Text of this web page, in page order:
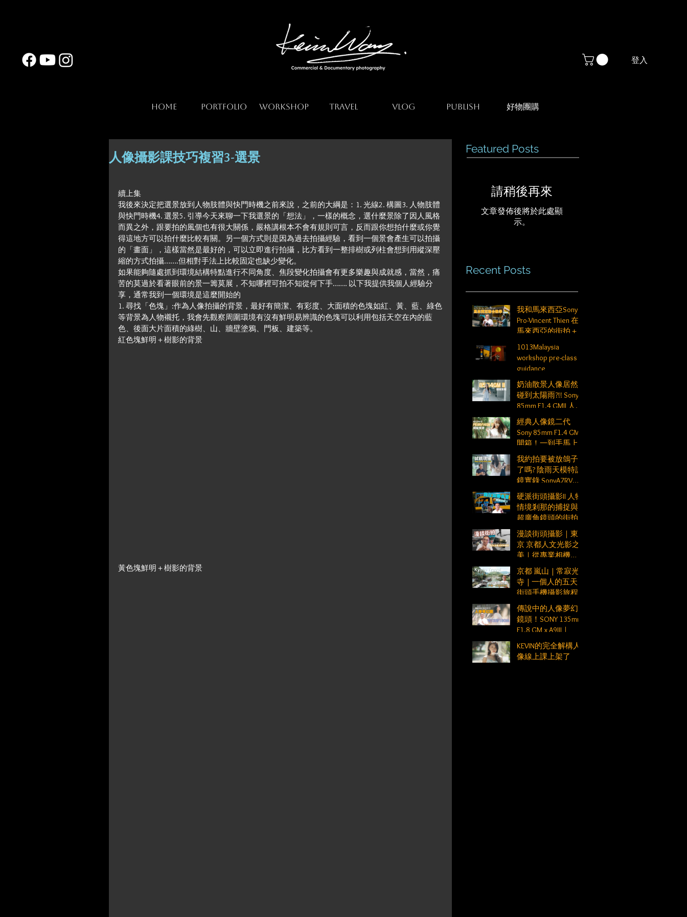
登入
Home Portfolio Workshop Travel Vlog Publish 好物團購
人像攝影課技巧複習3-選景
續上集
我後來決定把選景放到人物肢體與快門時機之前來說，之前的大綱是：1. 光線2. 構圖3. 人物肢體
與快門時機4. 選景5. 引導今天來聊一下我選景的「想法」，一樣的概念，選什麼景除了因人風格
而異之外，跟要拍的風個也有很大關係，嚴格講根本不會有規則可言，反而跟你想拍什麼或你覺
得這地方可以拍什麼比較有關。另一個方式則是因為過去拍攝經驗，看到一個景會產生可以拍攝
的「畫面」，這樣當然是最好的，可以立即進行拍攝，比方看到一整排樹或列柱會想到用縱深壓
縮的方式拍攝…….但相對手法上比較固定也缺少變化。
如果能夠隨處抓到環境結構特點進行不同角度、焦段變化拍攝會有更多樂趣與成就感，當然，痛
苦的莫過於看著眼前的景一籌莫展，不知哪裡可拍不知從何下手……. 以下我提供我個人經驗分
享，通常我到一個環境是這麼開始的
1. 尋找「色塊」:作為人像拍攝的背景，最好有簡潔、有彩度、大面積的色塊如紅、黃、藍、綠色
等背景為人物襯托，我會先觀察周圍環境有沒有鮮明易辨識的色塊可以利用包括天空在內的藍
色、後面大片面積的綠樹、山、牆壁塗鴉、門板、建築等。
紅色塊鮮明＋樹影的背景
黃色塊鮮明＋樹影的背景
Featured Posts
請稍後再來
文章發佈後將於此處顯
示。
Recent Posts
我和馬來西亞Sony
Pro-Vincent Thien 在
馬來西亞的街拍＋
人像教學
1013Malaysia
workshop pre-class
guidance
奶油散景人像居然
碰到太陽雨?!! Sony
85mm F1.4 GMII 人像
散景高階技巧
經典人像鏡二代
Sony 85mm F1.4 GMII
開箱！一到手馬上
出門拍攝
我約拍要被放鴿子
了嗎? 陰雨天模特試
鏡實錄 SonyA7RV
FE50mm F1.2GM
硬派街頭攝影II 人物
情境剎那的捕捉與
超廣角鏡頭的街拍
應用
漫談街頭攝影｜東
京 京都人文光影之
美｜從專業相機
SonyA7R5 到手機
Xperia1VI
京都 嵐山 | 常寂光
寺 | 一個人的五天
街頭手機攝影旅程
Vlog Day4
傳說中的人像夢幻
鏡頭！SONY 135mm
F1.8 GM x A9III｜
KEVIN的完全解構人
像線上課上架了